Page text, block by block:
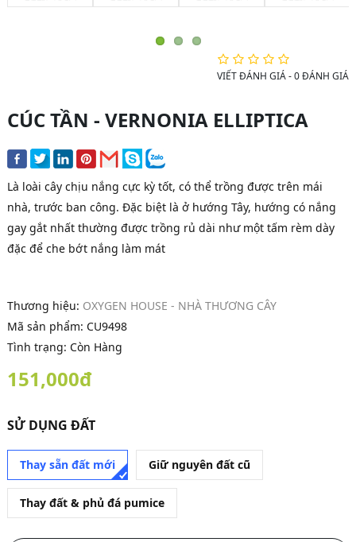
VIẾT ĐÁNH GIÁ-0 ĐÁNH GIÁ
CÚC TẦN - VERNONIA ELLIPTICA
Là loài cây chịu nắng cực kỳ tốt, có thể trồng được trên mái
nhà, trước ban công. Đặc biệt là ở hướng Tây, hướng có nắng
gay gắt nhất thường được trồng rủ dài như một tấm rèm dày
đặc để che bớt nắng làm mát
Thương hiệu: OXYGEN HOUSE - NHÀ THƯƠNG CÂY
Mã sản phẩm: CU9498
Tình trạng: Còn Hàng
151,000đ
SỬ DỤNG ĐẤT
Thay sẵn đất mới Giữ nguyên đất cũ
Thay đất & phủ đá pumice